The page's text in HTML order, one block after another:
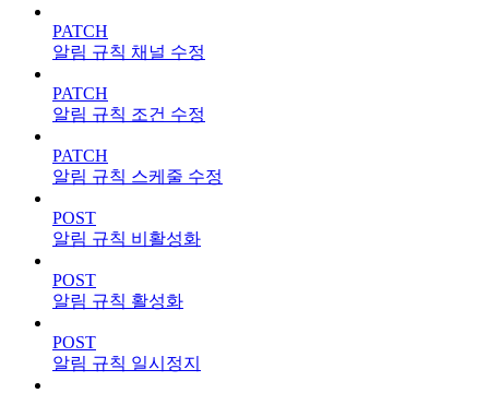
PATCH
알림 규칙 채널 수정
PATCH
알림 규칙 조건 수정
PATCH
알림 규칙 스케줄 수정
POST
알림 규칙 비활성화
POST
알림 규칙 활성화
POST
알림 규칙 일시정지